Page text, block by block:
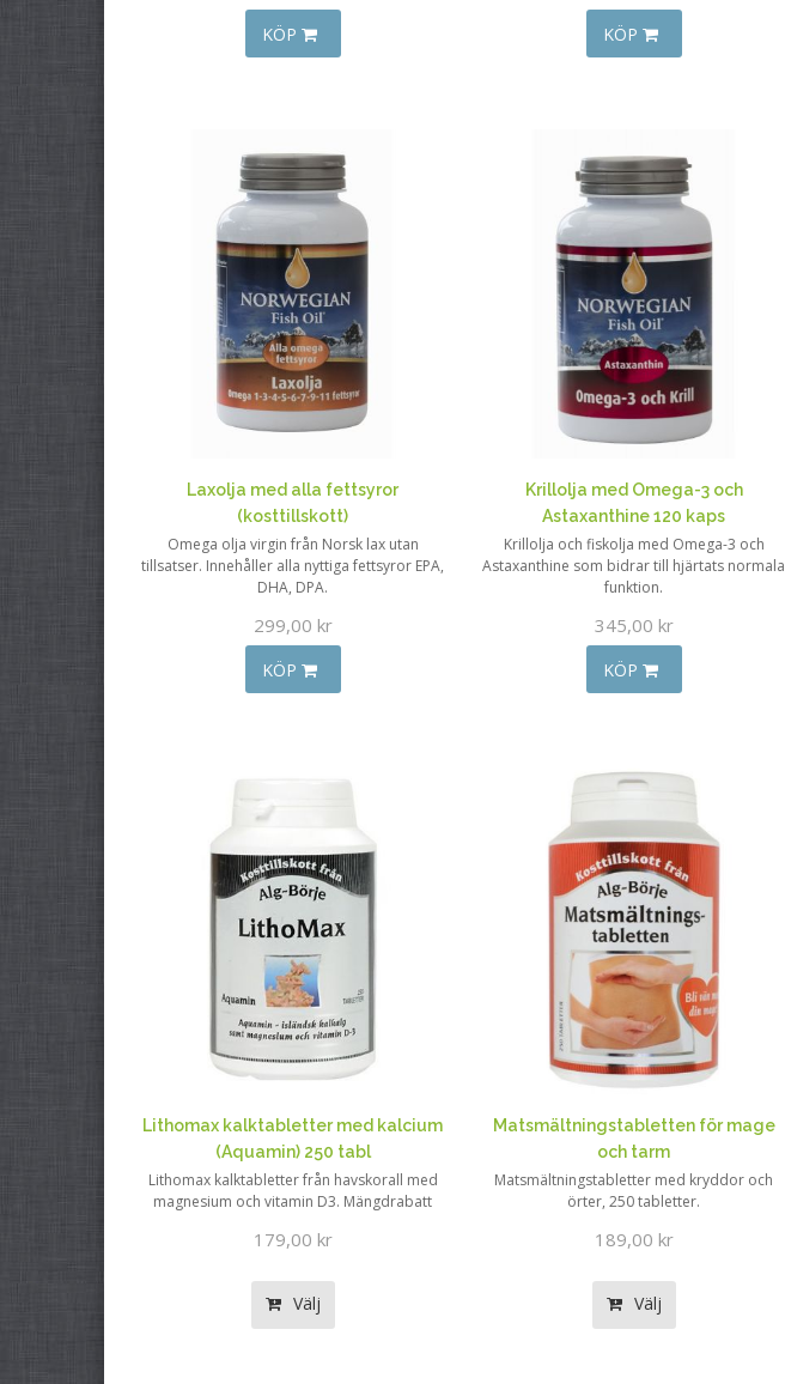
KÖP KÖP
Laxolja med alla fettsyror
(kosttillskott)
Omega olja virgin från Norsk lax utan
tillsatser. Innehåller alla nyttiga fettsyror EPA,
DHA, DPA.
299,00 kr
KÖP
Krillolja med Omega-3 och
Astaxanthine 120 kaps
Krillolja och fiskolja med Omega-3 och
Astaxanthine som bidrar till hjärtats normala
funktion.
345,00 kr
KÖP
Lithomax kalktabletter med kalcium
(Aquamin) 250 tabl
Lithomax kalktabletter från havskorall med
magnesium och vitamin D3. Mängdrabatt
179,00 kr
Välj
Matsmältningstabletten för mage
och tarm
Matsmältningstabletter med kryddor och
örter, 250 tabletter.
189,00 kr
Välj